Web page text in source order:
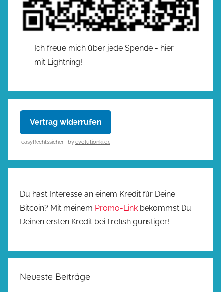
Ich freue mich über jede Spende - hier
mit Lightning!
Vertrag widerrufen
easyRechtssicher · by evolutionki.de
Du hast Interesse an einem Kredit für Deine
Bitcoin? Mit meinem Promo-Link bekommst Du
Deinen ersten Kredit bei firefish günstiger!
Neueste Beiträge